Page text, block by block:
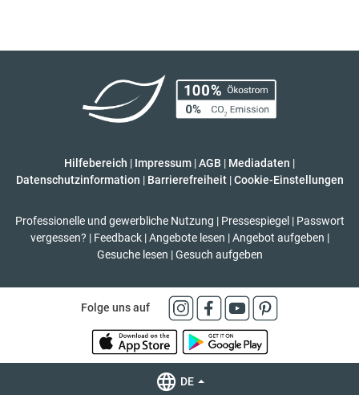
Hilfebereich | Impressum |AGB | Mediadaten |
Datenschutzinformation | Barrierefreiheit | Cookie-Einstellungen
Professionelle und gewerbliche Nutzung | Pressespiegel | Passwort
vergessen? | Feedback | Angebote lesen | Angebot aufgeben |
Gesuche lesen | Gesuch aufgeben
Folge uns auf
DE